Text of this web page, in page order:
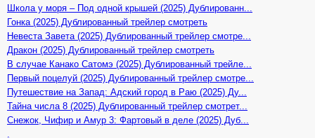
Школа у моря – Под одной крышей (2025) Дублированн...
Гонка (2025) Дублированный трейлер смотреть
Невеста Завета (2025) Дублированный трейлер смотре...
Дракон (2025) Дублированный трейлер смотреть
В случае Канако Сатомэ (2025) Дублированный трейле...
Первый поцелуй (2025) Дублированный трейлер смотре...
Путешествие на Запад: Адский город в Раю (2025) Ду...
Тайна числа 8 (2025) Дублированный трейлер смотрет...
Снежок, Чифир и Амур 3: Фартовый в деле (2025) Дуб...